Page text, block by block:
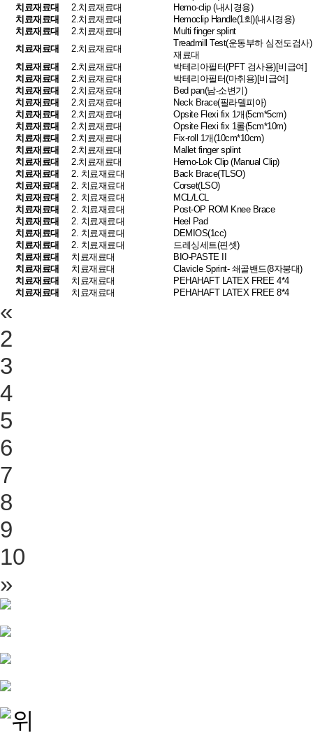
치료재료대
2.치료재료대
Hemo-clip (내시경용)
치료재료대
2.치료재료대
Hemoclip Handle(1회)(내시경용)
치료재료대
2.치료재료대
Multi finger splint
치료재료대
2.치료재료대
Treadmill Test(운동부하 심전도검사)
재료대
치료재료대
2.치료재료대
박테리아필터(PFT 검사용)[비급여]
치료재료대
2.치료재료대
박테리아필터(마취용)[비급여]
치료재료대
2.치료재료대
Bed pan(남-소변기)
치료재료대
2.치료재료대
Neck Brace(필라델피아)
치료재료대
2.치료재료대
Opsite Flexi fix 1개(5cm*5cm)
치료재료대
2.치료재료대
Opsite Flexi fix 1롤(5cm*10m)
치료재료대
2.치료재료대
Fix-roll 1개(10cm*10cm)
치료재료대
2.치료재료대
Mallet finger splint
치료재료대
2.치료재료대
Hemo-Lok Clip (Manual Clip)
치료재료대
2. 치료재료대
Back Brace(TLSO)
치료재료대
2. 치료재료대
Corset(LSO)
치료재료대
2. 치료재료대
MCL/LCL
치료재료대
2. 치료재료대
Post-OP ROM Knee Brace
치료재료대
2. 치료재료대
Heel Pad
치료재료대
2. 치료재료대
DEMIOS(1cc)
치료재료대
2. 치료재료대
드레싱세트(핀셋)
치료재료대
치료재료대
BIO-PASTE II
치료재료대
치료재료대
Clavicle Sprint- 쇄골밴드(8자붕대)
치료재료대
치료재료대
PEHAHAFT LATEX FREE 4*4
치료재료대
치료재료대 PEHAHAFT LATEX FREE 8*4
«
2
3
4
5
6
7
8
9
10
»